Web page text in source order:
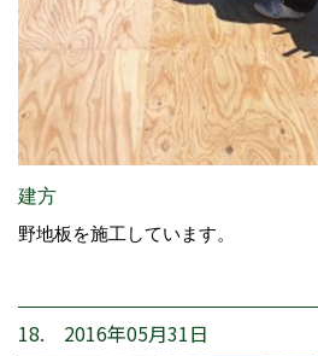
建方
野地板を施工しています。
18. 2016年05月31日